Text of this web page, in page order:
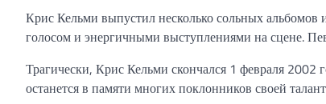
Крис Кельми выпустил несколько сольных
голосом и энергичными выступлениями на сцене.
Трагически, Крис Кельми скончался 1 февраля 2002
останется в памяти многих поклонников своей